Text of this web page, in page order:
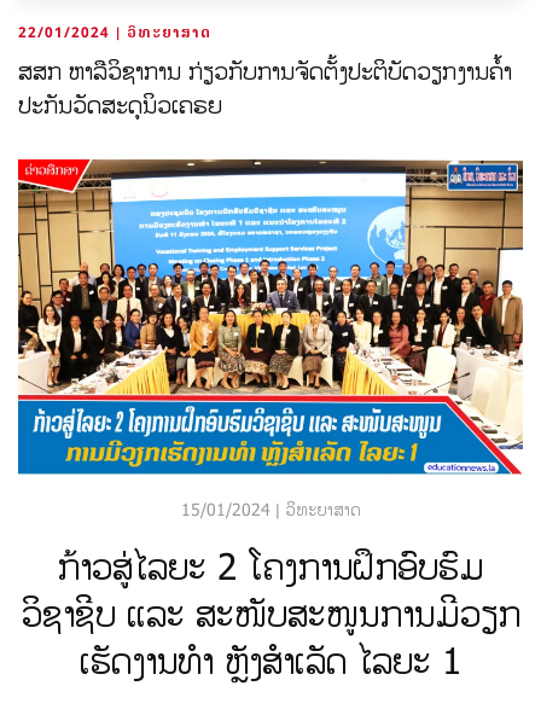
22/01/2024 | ວິທະຍາສາດ
ສສກ ຫາລືວິຊາການ ກ່ຽວກັບການຈັດຕັ້ງປະຕິບັດວຽກງານຄໍ້າ
ປະກັນວັດສະດຸນິວເຄຣຍ
15/01/2024 | ວິທະຍາສາດ
ກ້າວສູ່ໄລຍະ 2 ໂຄງການຝຶກອົບຮົມ
ວິຊາຊີບ ແລະ ສະໜັບສະໜູນການມີວຽກ
ເຮັດງານທຳ ຫຼັງສໍາເລັດ ໄລຍະ 1